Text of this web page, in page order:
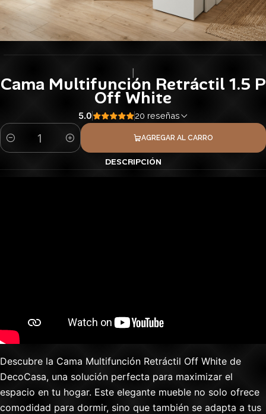
Cama Multifunción Retráctil 1.5 P
Off White
5.0 20 reseñas
Cantidad
AGREGAR AL CARRO
DESCRIPCIÓN
Descubre la Cama Multifunción Retráctil Off White de
DecoCasa, una solución perfecta para maximizar el
espacio en tu hogar. Este elegante mueble no solo ofrece
comodidad para dormir, sino que también se adapta a tus